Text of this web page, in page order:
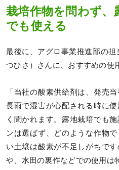
栽培作物を問わず、
でも使える
最後に、アグロ事業推進部の
つひさ）さんに、おすすめの使
「当社の酸素供給剤は、発売
長雨で湿害が心配される時に
く聞かれます。露地栽培でも
ンは選ばず、どのような作物
い土壌は酸素が不足しがちで
や、水田の裏作などでの使用は